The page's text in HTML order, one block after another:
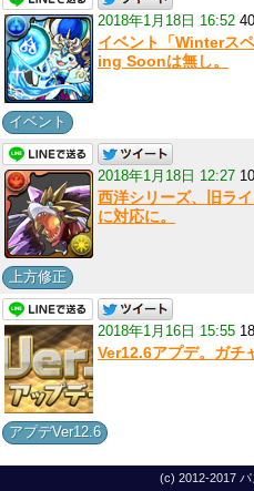
2018年1月18日 16:52
イベント「Winterス
ing Soonは無し。
イベント
2018年1月18日 12:27
西洋シリーズ、旧ラ
に対応に。
上方修正
2018年1月16日 15:55
Ver12.6アプデ。ガチ
アプデVer12.6
(c) 2012-2017